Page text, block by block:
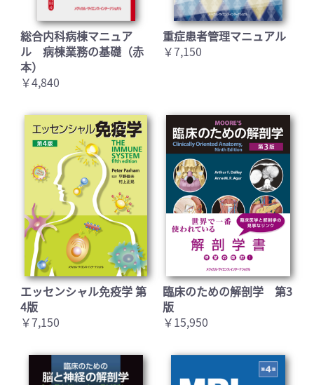
総合内科病棟マニュア
ル 病棟業務の基礎（赤
本）
￥4,840
重症患者管理マニュアル
￥7,150
エッセンシャル免疫学 第
4版
￥7,150
臨床のための解剖学 第3
版
￥15,950